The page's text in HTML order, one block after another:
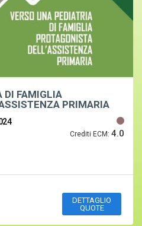
DI FAMIGLIA
PRIMARIA
Crediti ECM: 4.0
DETTAGLIO
QUOTE